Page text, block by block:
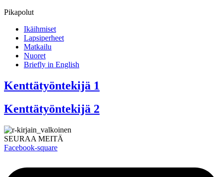
Pikapolut
Ikäihmiset
Lapsiperheet
Matkailu
Nuoret
Briefly in English
Kenttätyöntekijä 1
Kenttätyöntekijä 2
SEURAA MEITÄ
Facebook-square